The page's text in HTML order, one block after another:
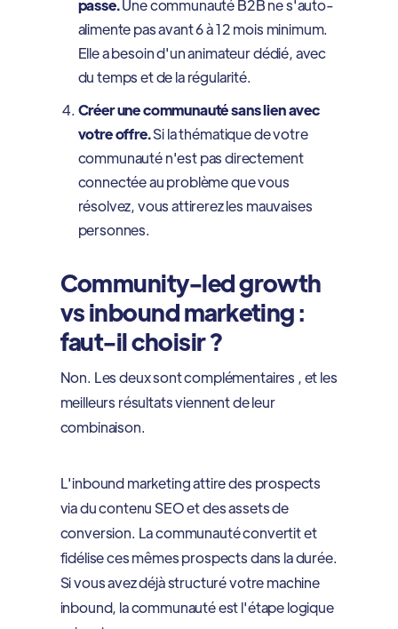
passe.Une communauté B2B ne s'auto-
alimente pas avant 6 à 12 mois minimum.
Elle a besoin d'un animateur dédié, avec
du temps et de la régularité.
Créer une communauté sans lien avec
votre offre.Si la thématique de votre
communauté n'est pas directement
connectée au problème que vous
résolvez, vous attirerez les mauvaises
personnes.
Community-led growth
vs inbound marketing :
faut-il choisir ?
Non. Les deux sont complémentaires , et les
meilleurs résultats viennent de leur
combinaison.
L'inbound marketing attire des prospects
via du contenu SEO et des assets de
conversion. La communauté convertit et
fidélise ces mêmes prospects dans la durée.
Si vous avez déjà structuré votre machine
inbound, la communauté est l'étape logique